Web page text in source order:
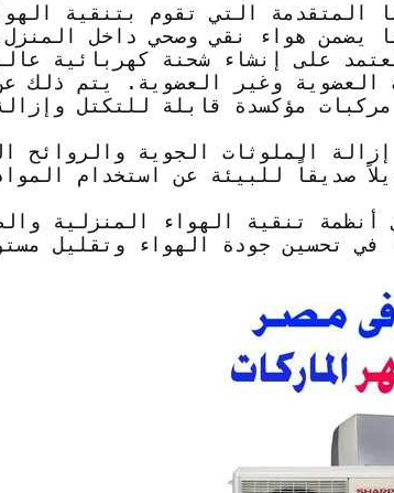
المتقدمة التي تقوم بتنقية
يضمن هواء نقي وصحي داخل
على إنشاء شحنة كهربائية
العضوية وغير العضوية. يتم ذلك
مؤكسدة قابلة للتكتل
الملوثات الجوية والروائح
صديقاً للبيئة عن استخدام
أنظمة تنقية الهواء المنزلية
في تحسين جودة الهواء وتقليل